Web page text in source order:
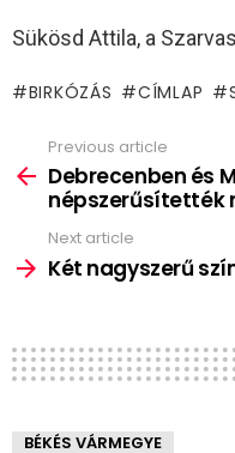
Sükösd Attila, a
BIRKÓZÁS CÍMLAP
more
Previous article
Debrecenben és
népszerűsítették
Next article
Két nagyszerű
BÉKÉS VÁRMEGYE